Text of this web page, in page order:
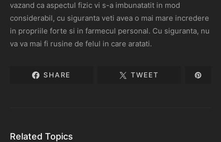
vazand ca aspectul fizic vi s-a imbunatatit in mod
considerabil, cu siguranta veti avea o mai mare incredere
in propriile forte si in farmecul personal. Cu siguranta, nu
va va mai fi rusine de felul in care aratati.
SHARE TWEET
Related Topics